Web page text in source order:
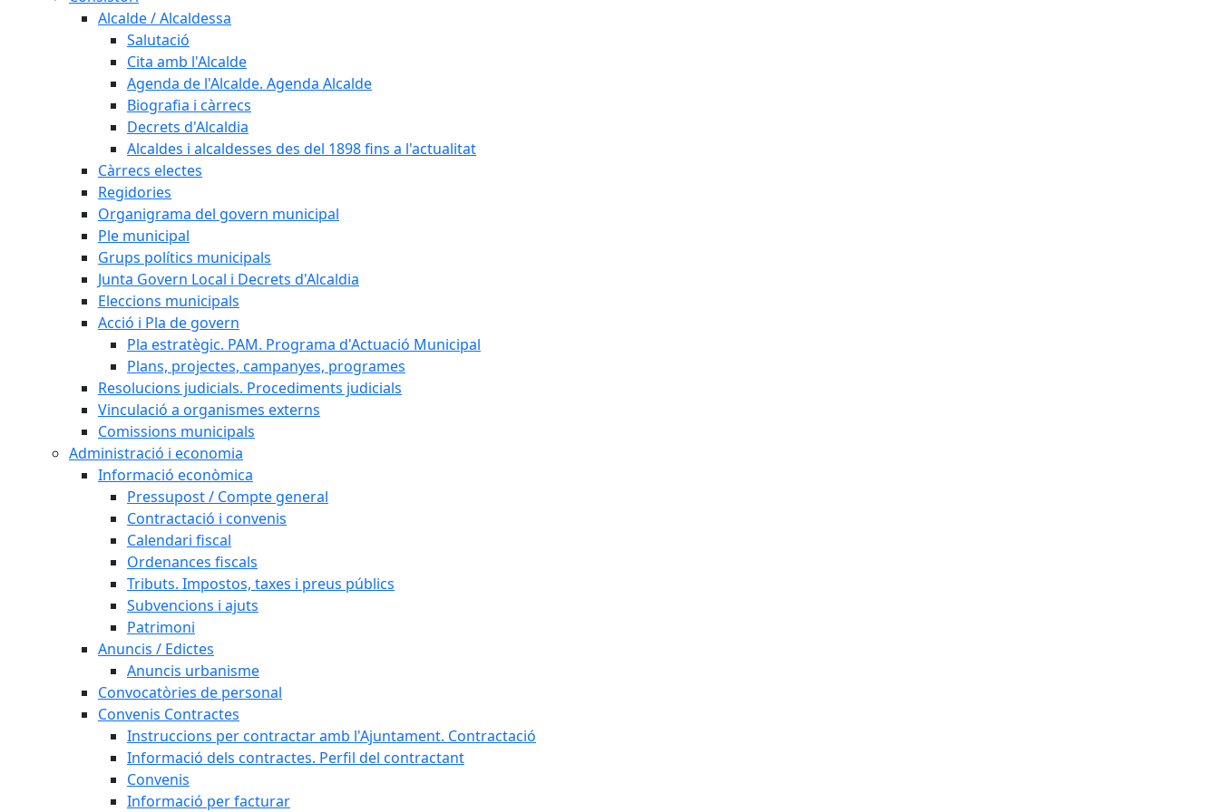
Alcalde / Alcaldessa
Salutació
Cita amb l'Alcalde
Agenda de l'Alcalde. Agenda Alcalde
Biografia i càrrecs
Decrets d'Alcaldia
Alcaldes i alcaldesses des del 1898 fins a l'actualitat
Càrrecs electes
Regidories
Organigrama del govern municipal
Ple municipal
Grups polítics municipals
Junta Govern Local i Decrets d'Alcaldia
Eleccions municipals
Acció i Pla de govern
Pla estratègic. PAM. Programa d'Actuació Municipal
Plans, projectes, campanyes, programes
Resolucions judicials. Procediments judicials
Vinculació a organismes externs
Comissions municipals
Administració i economia
Informació econòmica
Pressupost / Compte general
Contractació i convenis
Calendari fiscal
Ordenances fiscals
Tributs. Impostos, taxes i preus públics
Subvencions i ajuts
Patrimoni
Anuncis / Edictes
Anuncis urbanisme
Convocatòries de personal
Convenis Contractes
Instruccions per contractar amb l'Ajuntament. Contractació
Informació dels contractes. Perfil del contractant
Convenis
Informació per facturar